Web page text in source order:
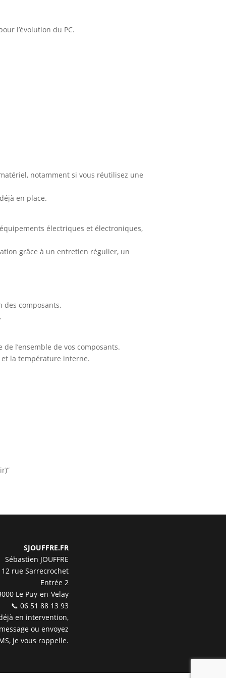
l’évolution du PC.
notamment si vous réutilisez une
en place.
électriques et électroniques,
grâce à un entretien régulier, un
des composants.
l’ensemble de vos composants.
la température interne.
SJOUFFRE.FR
Sébastien JOUFFRE
12 rue Sarrecrochet
Entrée 2
Le Puy-en-Velay
📞 06 51 88 13 93
en intervention,
ou envoyez
je vous rappelle.